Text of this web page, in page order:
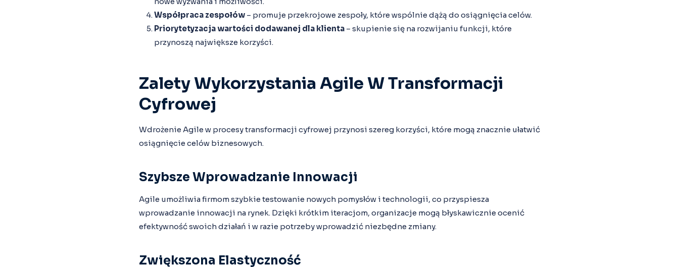
Współpraca zespołów – promuje przekrojowe zespoły, które wspólnie dążą do osiągnięcia celów.
Priorytetyzacja wartości dodawanej dla klienta – skupienie się na rozwijaniu funkcji, które
przynoszą największe korzyści.
Zalety Wykorzystania Agile W Transformacji
Cyfrowej
Wdrożenie Agile w procesy transformacji cyfrowej przynosi szereg korzyści, które mogą znacznie ułatwić
osiągnięcie celów biznesowych.
Szybsze Wprowadzanie Innowacji
Agile umożliwia firmom szybkie testowanie nowych pomysłów i technologii, co przyspiesza
wprowadzanie innowacji na rynek. Dzięki krótkim iteracjom, organizacje mogą błyskawicznie ocenić
efektywność swoich działań i w razie potrzeby wprowadzić niezbędne zmiany.
Zwiększona Elastyczność